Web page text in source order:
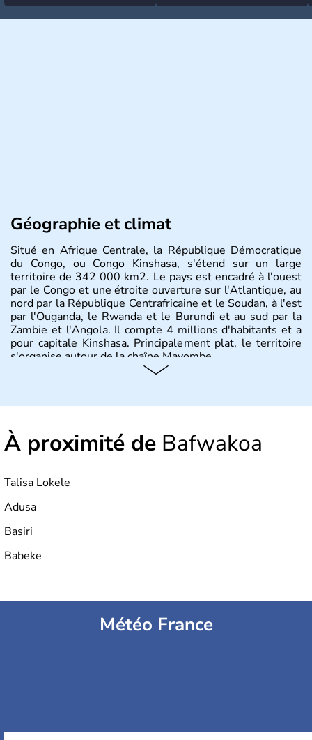
Géographie et climat
Situé en Afrique Centrale, la République Démocratique
du Congo, ou Congo Kinshasa, s'étend sur un large
territoire de 342 000 km2. Le pays est encadré à l'ouest
par le Congo et une étroite ouverture sur l'Atlantique, au
nord par la République Centrafricaine et le Soudan, à l'est
par l'Ouganda, le Rwanda et le Burundi et au sud par la
Zambie et l'Angola. Il compte 4 millions d'habitants et a
pour capitale Kinshasa. Principalement plat, le territoire
s'organise autour de la chaîne Mayombe.
À proximité de Bafwakoa
Talisa Lokele
Adusa
Basiri
Babeke
Météo France